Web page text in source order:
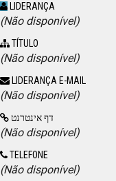
LIDERANÇA
(Não disponível)
TÍTULO
(Não disponível)
LIDERANÇA E-MAIL
(Não disponível)
דף אינטרנט
(Não disponível)
TELEFONE
(Não disponível)